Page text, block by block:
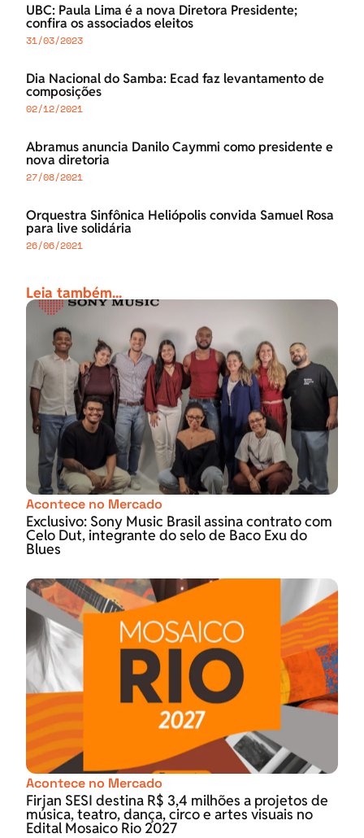
UBC: Paula Lima é a nova Diretora Presidente;
confira os associados eleitos
31/03/2023
Dia Nacional do Samba: Ecad faz levantamento de
composições
02/12/2021
Abramus anuncia Danilo Caymmi como presidente e
nova diretoria
27/08/2021
Orquestra Sinfônica Heliópolis convida Samuel Rosa
para live solidária
26/06/2021
Leia também...
Acontece no Mercado
Exclusivo: Sony Music Brasil assina contrato com
Celo Dut, integrante do selo de Baco Exu do
Blues
Acontece no Mercado
Firjan SESI destina R$ 3,4 milhões a projetos de
música, teatro, dança, circo e artes visuais no
Edital Mosaico Rio 2027